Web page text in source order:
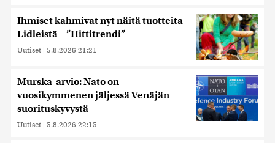
Ihmiset kahmivat nyt näitä tuotteita
Lidleistä – ”Hittitrendi”
Uutiset | 5.8.2026 21:21
Murska-arvio: Nato on
vuosikymmenen jäljessä Venäjän
suorituskyvystä
Uutiset | 5.8.2026 22:15